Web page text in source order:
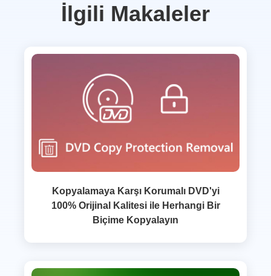
İlgili Makaleler
Kopyalamaya Karşı Korumalı DVD'yi
100% Orijinal Kalitesi ile Herhangi Bir
Biçime Kopyalayın